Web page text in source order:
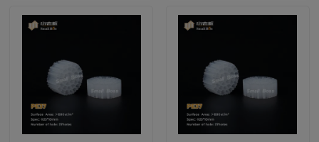
Medi filtranti MBBR
Bio- media di MBBR